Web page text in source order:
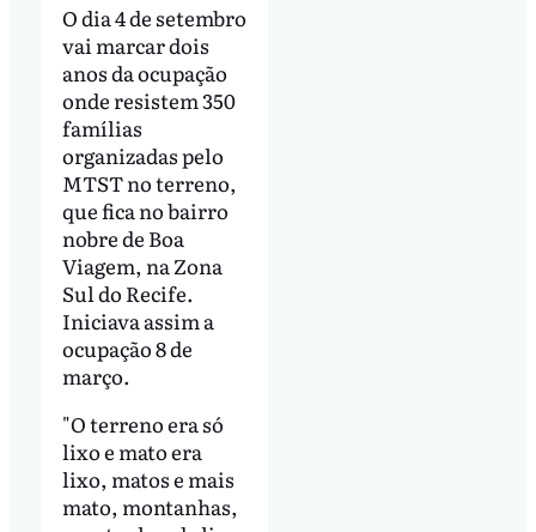
O dia 4 de setembro
vai marcar dois
anos da ocupação
onde resistem 350
famílias
organizadas pelo
MTST no terreno,
que fica no bairro
nobre de Boa
Viagem, na Zona
Sul do Recife.
Iniciava assim a
ocupação 8 de
março.
"O terreno era só
lixo e mato era
lixo, matos e mais
mato, montanhas,